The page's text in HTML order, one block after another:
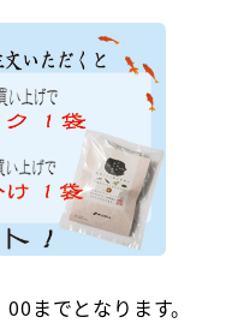
でとなります。